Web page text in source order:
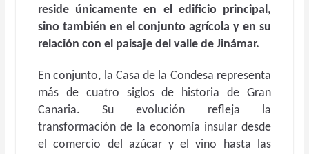
reside únicamente en el edificio principal,
sino también en el conjunto agrícola y en su
relación con el paisaje del valle de Jinámar.
En conjunto, la Casa de la Condesa representa
más de cuatro siglos de historia de Gran
Canaria. Su evolución refleja la
transformación de la economía insular desde
el comercio del azúcar y el vino hasta las